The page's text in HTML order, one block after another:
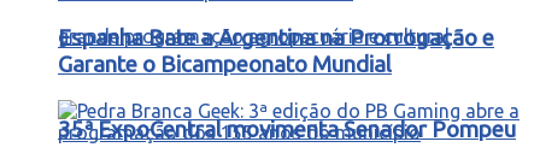
35ª ExpoCentral movimenta Senador Pompeu
Espanha Bate a Argentina na Prorrogação e
Garante o Bicampeonato Mundial